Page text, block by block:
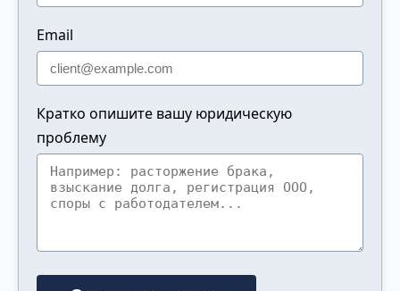
Email
Кратко опишите вашу юридическую
проблему